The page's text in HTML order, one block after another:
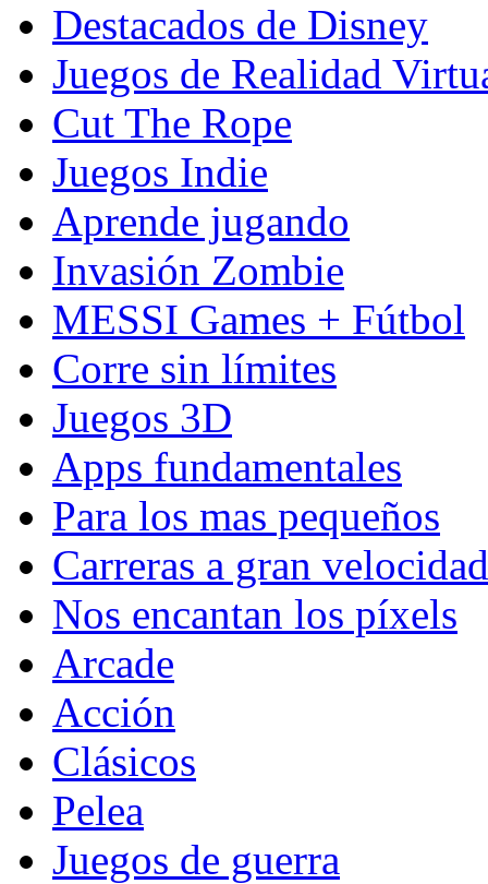
Destacados de Disney
Juegos de Realidad
Cut The Rope
Juegos Indie
Aprende jugando
Invasión Zombie
MESSI Games + Fútbol
Corre sin límites
Juegos 3D
Apps fundamentales
Para los mas pequeños
Carreras a gran velocidad
Nos encantan los píxels
Arcade
Acción
Clásicos
Pelea
Juegos de guerra